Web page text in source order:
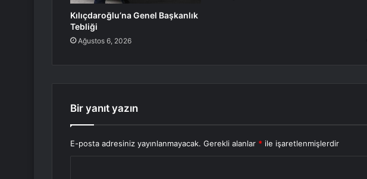
Kılıçdaroğlu’na Genel Başkanlık
Tebliği
Ağustos 6, 2026
Bir yanıt yazın
E-posta adresiniz yayınlanmayacak. Gerekli alanlar * ile işaretlenmişlerdir